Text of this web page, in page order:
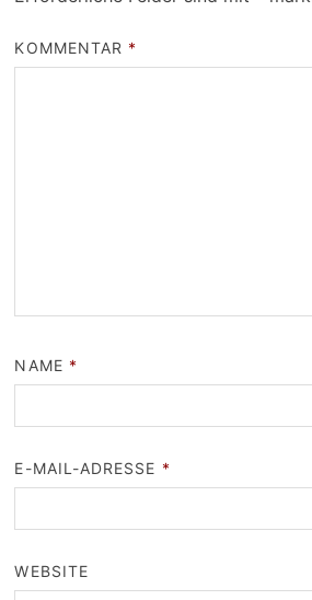
KOMMENTAR *
NAME *
E-MAIL-ADRESSE *
WEBSITE